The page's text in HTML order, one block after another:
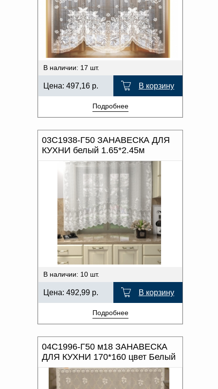
В наличии: 17 шт.
Цена: 497,16 р. В корзину
Подробнее
03С1938-Г50 ЗАНАВЕСКА ДЛЯ
КУХНИ белый 1.65*2.45м
В наличии: 10 шт.
Цена: 492,99 р. В корзину
Подробнее
04С1996-Г50 м18 ЗАНАВЕСКА
ДЛЯ КУХНИ 170*160 цвет Белый